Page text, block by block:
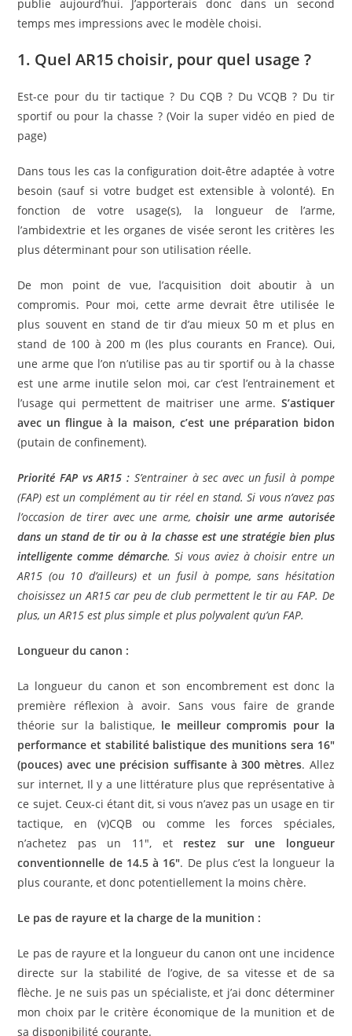
publie aujourd’hui. J’apporterais donc dans un second
temps mes impressions avec le modèle choisi.
1. Quel AR15 choisir, pour quel usage ?
Est-ce pour du tir tactique ? Du CQB ? Du VCQB ? Du tir
sportif ou pour la chasse ? (Voir la super vidéo en pied de
page)
Dans tous les cas la configuration doit-être adaptée à votre
besoin (sauf si votre budget est extensible à volonté). En
fonction de votre usage(s), la longueur de l’arme,
l’ambidextrie et les organes de visée seront les critères les
plus déterminant pour son utilisation réelle.
De mon point de vue, l’acquisition doit aboutir à un
compromis. Pour moi, cette arme devrait être utilisée le
plus souvent en stand de tir d’au mieux 50 m et plus en
stand de 100 à 200 m (les plus courants en France). Oui,
une arme que l’on n’utilise pas au tir sportif ou à la chasse
est une arme inutile selon moi, car c’est l’entrainement et
l’usage qui permettent de maitriser une arme. S’astiquer
avec un flingue à la maison, c’est une préparation bidon
(putain de confinement).
Priorité FAP vs AR15 : S’entrainer à sec avec un fusil à pompe
(FAP) est un complément au tir réel en stand. Si vous n’avez pas
l’occasion de tirer avec une arme, choisir une arme autorisée
dans un stand de tir ou à la chasse est une stratégie bien plus
intelligente comme démarche. Si vous aviez à choisir entre un
AR15 (ou 10 d’ailleurs) et un fusil à pompe, sans hésitation
choisissez un AR15 car peu de club permettent le tir au FAP. De
plus, un AR15 est plus simple et plus polyvalent qu’un FAP.
Longueur du canon :
La longueur du canon et son encombrement est donc la
première réflexion à avoir. Sans vous faire de grande
théorie sur la balistique, le meilleur compromis pour la
performance et stabilité balistique des munitions sera 16″
(pouces) avec une précision suffisante à 300 mètres. Allez
sur internet, Il y a une littérature plus que représentative à
ce sujet. Ceux-ci étant dit, si vous n’avez pas un usage en tir
tactique, en (v)CQB ou comme les forces spéciales,
n’achetez pas un 11″, et restez sur une longueur
conventionnelle de 14.5 à 16″. De plus c’est la longueur la
plus courante, et donc potentiellement la moins chère.
Le pas de rayure et la charge de la munition :
Le pas de rayure et la longueur du canon ont une incidence
directe sur la stabilité de l’ogive, de sa vitesse et de sa
flèche. Je ne suis pas un spécialiste, et j’ai donc déterminer
mon choix par le critère économique de la munition et de
sa disponibilité courante.